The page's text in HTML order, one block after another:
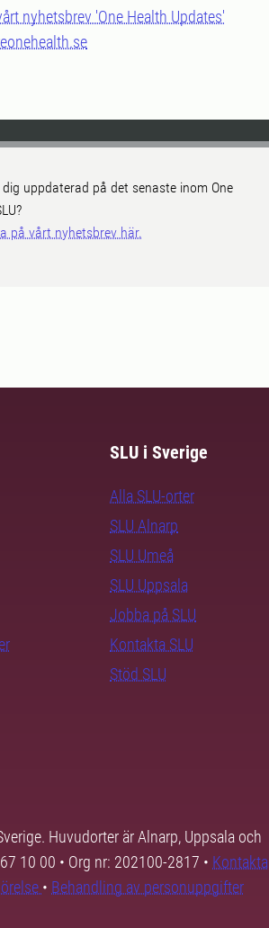
nyhetsbrev 'One Health Updates'
uppdaterad på det senaste inom One
på vårt nyhetsbrev här.
SLU i Sverige
Alla SLU-orter
SLU Alnarp
SLU Umeå
SLU Uppsala
Jobba på SLU
Kontakta SLU
Stöd SLU
Huvudorter är Alnarp, Uppsala och
10 00 • Org nr: 202100-2817 • Kontakta
• Behandling av personuppgifter